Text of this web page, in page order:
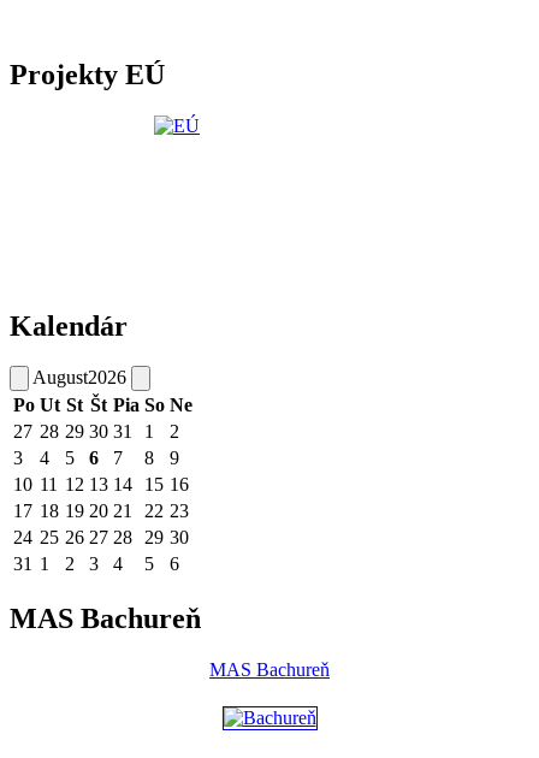
Projekty EÚ
Kalendár
August2026
Po Ut St Št Pia So Ne
27 28 29 30 31 1
2
3
4 5 6 7 8
9
10 11 12 13 14 15 16
17 18 19 20 21 22 23
24 25 26 27 28 29 30
31 1 2 3 4 5 6
MAS Bachureň
MAS Bachureň